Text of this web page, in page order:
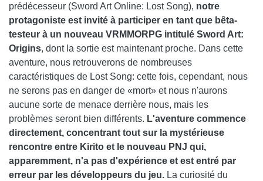
prédécesseur (Sword Art Online: Lost Song), notre
protagoniste est invité à participer en tant que bêta-
testeur à un nouveau VRMMORPG intitulé Sword Art:
Origins, dont la sortie est maintenant proche. Dans cette
aventure, nous retrouverons de nombreuses
caractéristiques de Lost Song: cette fois, cependant, nous
ne serons pas en danger de «mort» et nous n'aurons
aucune sorte de menace derrière nous, mais les
problèmes seront bien différents. L'aventure commence
directement, concentrant tout sur la mystérieuse
rencontre entre Kirito et le nouveau PNJ qui,
apparemment, n'a pas d'expérience et est entré par
erreur par les développeurs du jeu. La curiosité du